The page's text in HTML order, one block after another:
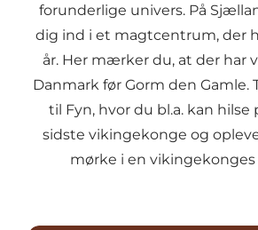
forunderlige univers. På
dig ind i et magtcentrum, der
år. Her mærker du, at der har
Danmark før Gorm den Gamle.
til Fyn, hvor du bl.a. kan hilse
sidste vikingekonge og
mørke i en vikingekonges